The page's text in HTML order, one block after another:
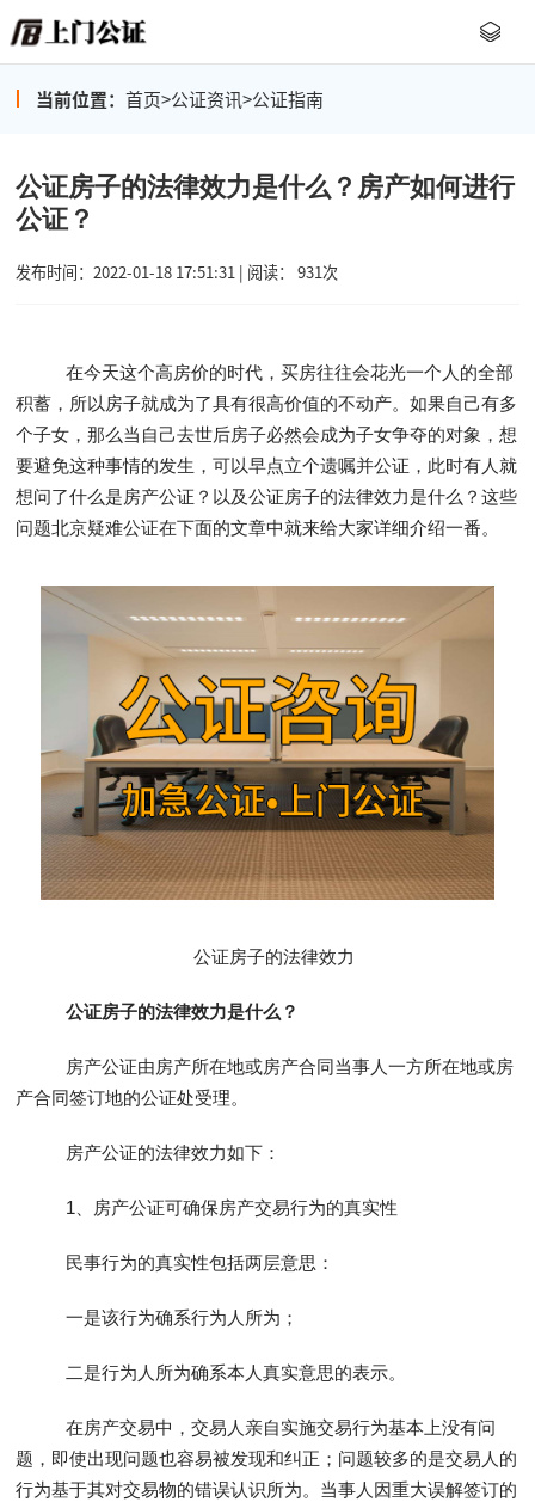
当前位置： 首页>公证资讯>公证指南
公证房子的法律效力是什么？房产如何进行
公证？
发布时间：2022-01-18 17:51:31 | 阅读： 931次
在今天这个高房价的时代，买房往往会花光一个人的全部
积蓄，所以房子就成为了具有很高价值的不动产。如果自己有多
个子女，那么当自己去世后房子必然会成为子女争夺的对象，想
要避免这种事情的发生，可以早点立个遗嘱并公证，此时有人就
想问了什么是房产公证？以及公证房子的法律效力是什么？这些
问题北京疑难公证在下面的文章中就来给大家详细介绍一番。
公证房子的法律效力
公证房子的法律效力是什么？
房产公证由房产所在地或房产合同当事人一方所在地或房
产合同签订地的公证处受理。
房产公证的法律效力如下：
1、房产公证可确保房产交易行为的真实性
民事行为的真实性包括两层意思：
一是该行为确系行为人所为；
二是行为人所为确系本人真实意思的表示。
在房产交易中，交易人亲自实施交易行为基本上没有问
题，即使出现问题也容易被发现和纠正；问题较多的是交易人的
行为基于其对交易物的错误认识所为。当事人因重大误解签订的